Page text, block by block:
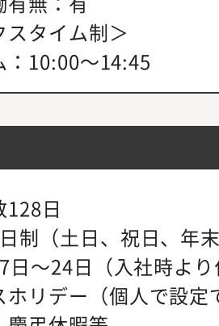
スタイム制＞
：10:00～14:45
日
制（土日、祝日、年
日～24日（入社時よ
ホリデー（個人で設